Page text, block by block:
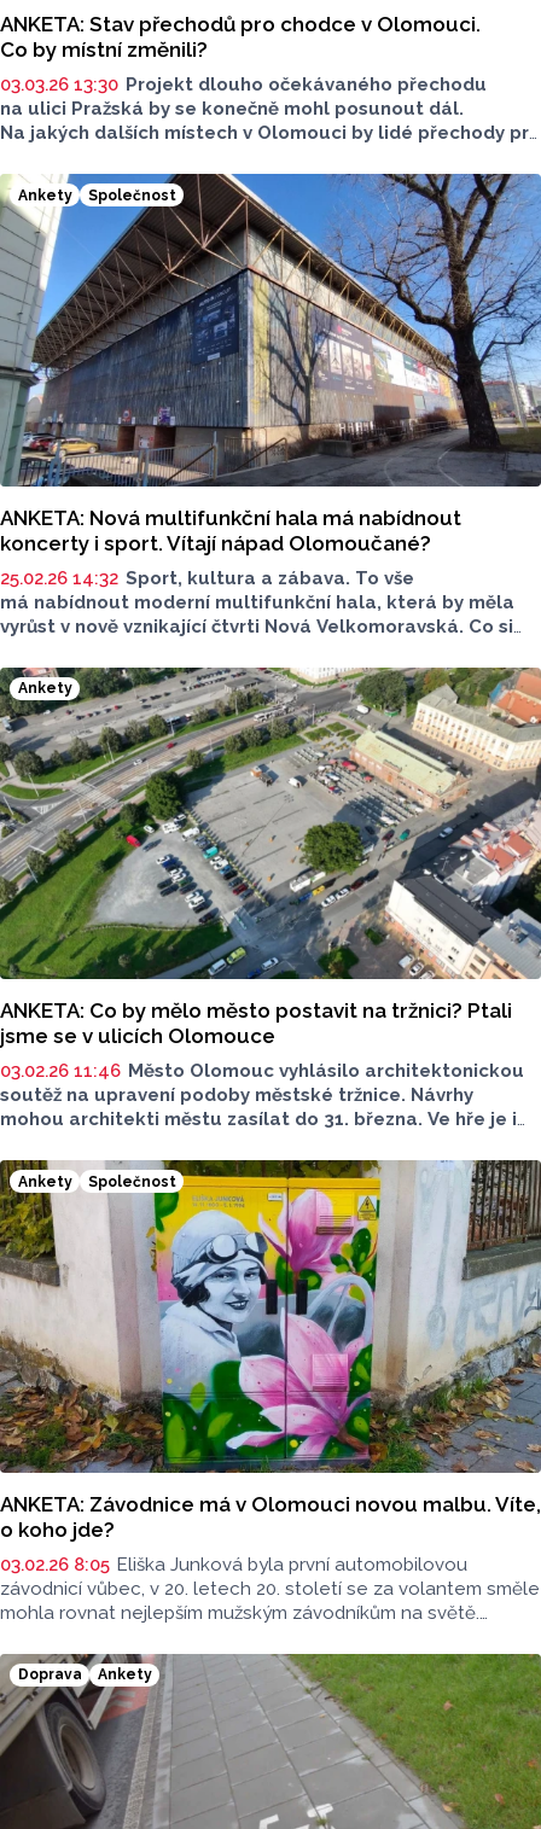
ANKETA: Stav přechodů pro chodce v Olomouci.
Co by místní změnili?
03.03.26 13:30 Projekt dlouho očekávaného přechodu
na ulici Pražská by se konečně mohl posunout dál.
Na jakých dalších místech v Olomouci by lidé přechody pro
zjišťoval Olomoucký Report.
Ankety Společnost
ANKETA: Nová multifunkční hala má nabídnout
koncerty i sport. Vítají nápad Olomoučané?
25.02.26 14:32 Sport, kultura a zábava. To vše
má nabídnout moderní multifunkční hala, která by měla
vyrůst v nově vznikající čtvrti Nová Velkomoravská. Co si
Olomouce.
Ankety
ANKETA: Co by mělo město postavit na tržnici? Ptali
jsme se v ulicích Olomouce
03.02.26 11:46 Město Olomouc vyhlásilo architektonickou
soutěž na upravení podoby městské tržnice. Návrhy
mohou architekti městu zasílat do 31. března. Ve hře je i
se Olomoučanů, co na to říkají a co by uvítali oni sami.
Ankety Společnost
ANKETA: Závodnice má v Olomouci novou malbu. Víte,
o koho jde?
03.02.26 8:05 Eliška Junková byla první automobilovou
závodnicí vůbec, v 20. letech 20. století se za volantem směle
mohla rovnat nejlepším mužským závodníkům na světě.
ni nemá žádné pamětní místo, které by tuto skutečnost
zvěčňovalo. Ví Olomoučané, kdo vůbec Eliška Junková byla
a zasloužila by si podle nich v Olomouci nějakou připomínku?
Na to jsme se ptali v ulicích.
Doprava Ankety